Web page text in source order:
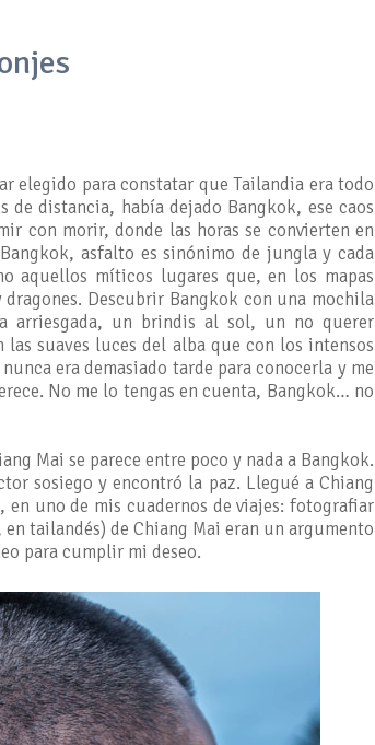
elegido para constatar que Tailandia era todo
distancia, había dejado Bangkok, ese caos
con morir, donde las horas se convierten en
asfalto es sinónimo de jungla y cada
aquellos míticos lugares que, en los mapas
dragones. Descubrir Bangkok con una mochila
arriesgada, un brindis al sol, un no querer
suaves luces del alba que con los intensos
era demasiado tarde para conocerla y me
No me lo tengas en cuenta, Bangkok… no
Mai se parece entre poco y nada a Bangkok.
sosiego y encontró la paz. Llegué a Chiang
uno de mis cuadernos de viajes: fotografiar
tailandés) de Chiang Mai eran un argumento
para cumplir mi deseo.